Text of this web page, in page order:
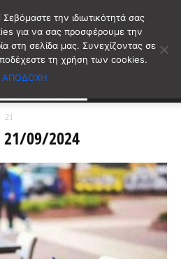
21
21/09/2024
την ιδιωτικότητά σας
για να σας προσφέρουμε την
στη σελίδα μας. Συνεχίζοντας σε
τη χρήση των cookies.
ΑΠΟΔΟΧΗ